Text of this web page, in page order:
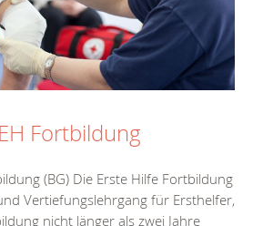
Fortbildung
(BG) Die Erste Hilfe Fortbildung
Vertiefungslehrgang für Ersthelfer,
nicht länger als zwei Jahre